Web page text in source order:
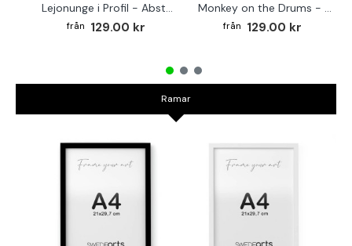
Lejonunge i Profil - Abstrakt poster i svartvitt
129.00 kr
Monkey on the Drums - Trendig poster
129.00 kr
Ramar